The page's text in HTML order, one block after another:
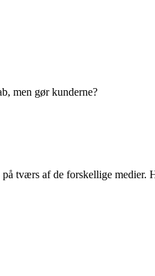
men gør kunderne?
tværs af de forskellige